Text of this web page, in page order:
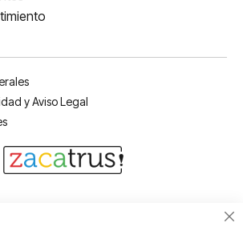
y Aviso Legal